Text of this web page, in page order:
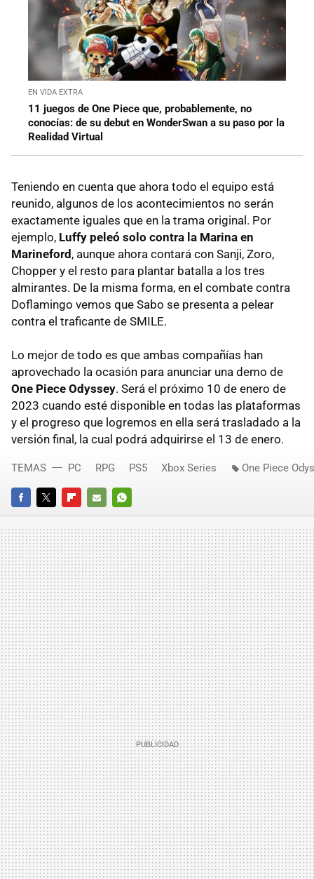
EN VIDA EXTRA
11 juegos de One Piece que, probablemente, no
conocías: de su debut en WonderSwan a su paso por la
Realidad Virtual
Teniendo en cuenta que ahora todo el equipo está
reunido, algunos de los acontecimientos no serán
exactamente iguales que en la trama original. Por
ejemplo, Luffy peleó solo contra la Marina en
Marineford, aunque ahora contará con Sanji, Zoro,
Chopper y el resto para plantar batalla a los tres
almirantes. De la misma forma, en el combate contra
Doflamingo vemos que Sabo se presenta a pelear
contra el traficante de SMILE.
Lo mejor de todo es que ambas compañías han
aprovechado la ocasión para anunciar una demo de
One Piece Odyssey. Será el próximo 10 de enero de
2023 cuando esté disponible en todas las plataformas
y el progreso que logremos en ella será trasladado a la
versión final, la cual podrá adquirirse el 13 de enero.
FACEBOOKTWITTERFLIPBOARD
E-
MAIL
WHATSAPP
TEMAS PC RPG PS5 Xbox Series One Piece